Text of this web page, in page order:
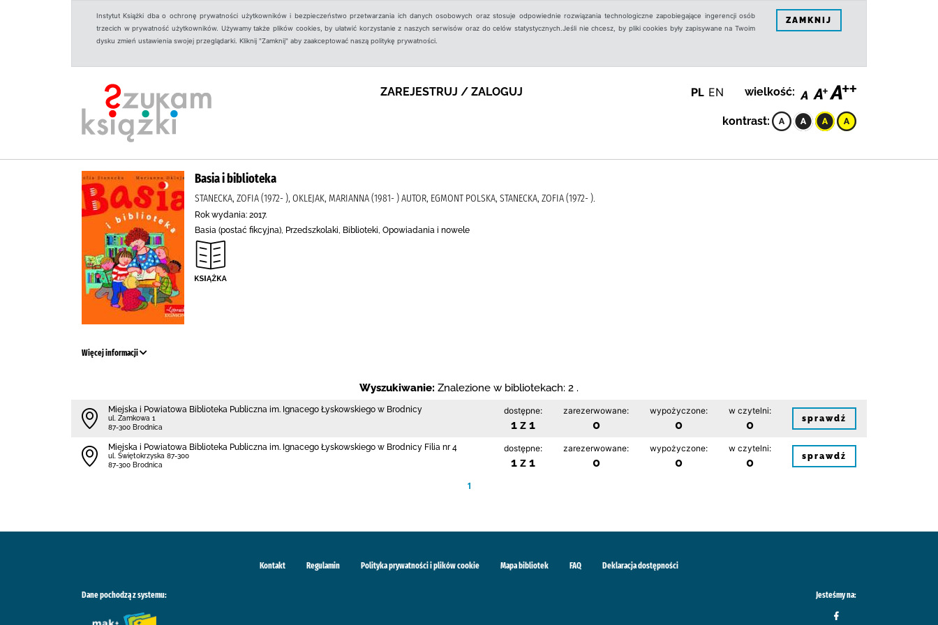
Instytut Książki dba o ochronę prywatności użytkowników i bezpieczeństwo przetwarzania ich danych osobowych oraz stosuje odpowiednie rozwiązania technologiczne zapobiegające ingerencji osób
trzecich w prywatność użytkowników. Używamy także plików cookies, by ułatwić korzystanie z naszych serwisów oraz do celów statystycznych.Jeśli nie chcesz, by pliki cookies były zapisywane na Twoim
dysku zmień ustawienia swojej przeglądarki. Kliknij "Zamknij" aby zaakceptować naszą politykę prywatności.
ZAMKNIJ
ZAREJESTRUJ / ZALOGUJ PL EN wielkość:
kontrast:
Basia i biblioteka
STANECKA, ZOFIA (1972- ), OKLEJAK, MARIANNA (1981- ) AUTOR, EGMONT POLSKA, STANECKA, ZOFIA (1972- ).
Rok wydania: 2017.
Basia (postać fikcyjna), Przedszkolaki, Biblioteki, Opowiadania i nowele
Więcej informacji
Wyszukiwanie: Znalezione w bibliotekach: 2 .
Miejska i Powiatowa Biblioteka Publiczna im. Ignacego Łyskowskiego w Brodnicy
ul. Zamkowa 1
87-300 Brodnica
dostępne:
1 z 1
zarezerwowane:
0
wypożyczone:
0
w czytelni:
0 sprawdź
Miejska i Powiatowa Biblioteka Publiczna im. Ignacego Łyskowskiego w Brodnicy Filia nr 4
ul. Świętokrzyska 87-300
87-300 Brodnica
dostępne:
1 z 1
zarezerwowane:
0
wypożyczone:
0
w czytelni:
0 sprawdź
1
Kontakt Regulamin Polityka prywatności i plików cookie Mapa bibliotek FAQ Deklaracja dostępności
Dane pochodzą z systemu: Jesteśmy na: